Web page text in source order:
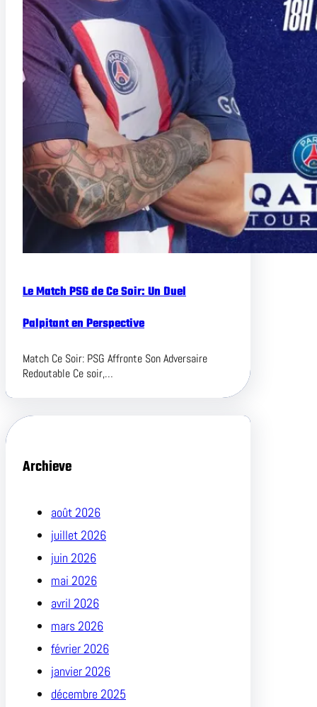
Le Match PSG de Ce Soir: Un Duel
Palpitant en Perspective
Match Ce Soir: PSG Affronte Son Adversaire
Redoutable Ce soir,…
Archieve
août 2026
juillet 2026
juin 2026
mai 2026
avril 2026
mars 2026
février 2026
janvier 2026
décembre 2025